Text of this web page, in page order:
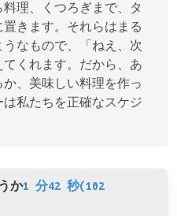
理、くつろぎまで、タ
きます。それらはまる
なもので、「ねえ、次
くれます。だから、あ
、美味しい料理を作っ
私たちを正確なスケジ
か1 分42 秒(102